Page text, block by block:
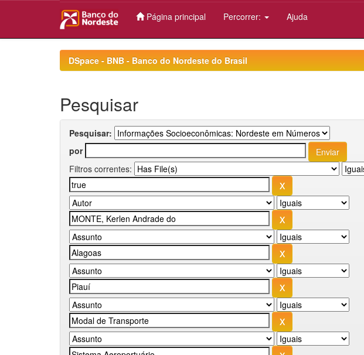
Página principal Percorrer: Ajuda
DSpace - BNB - Banco do Nordeste do Brasil
Pesquisar
Pesquisar:
por
Filtros correntes: